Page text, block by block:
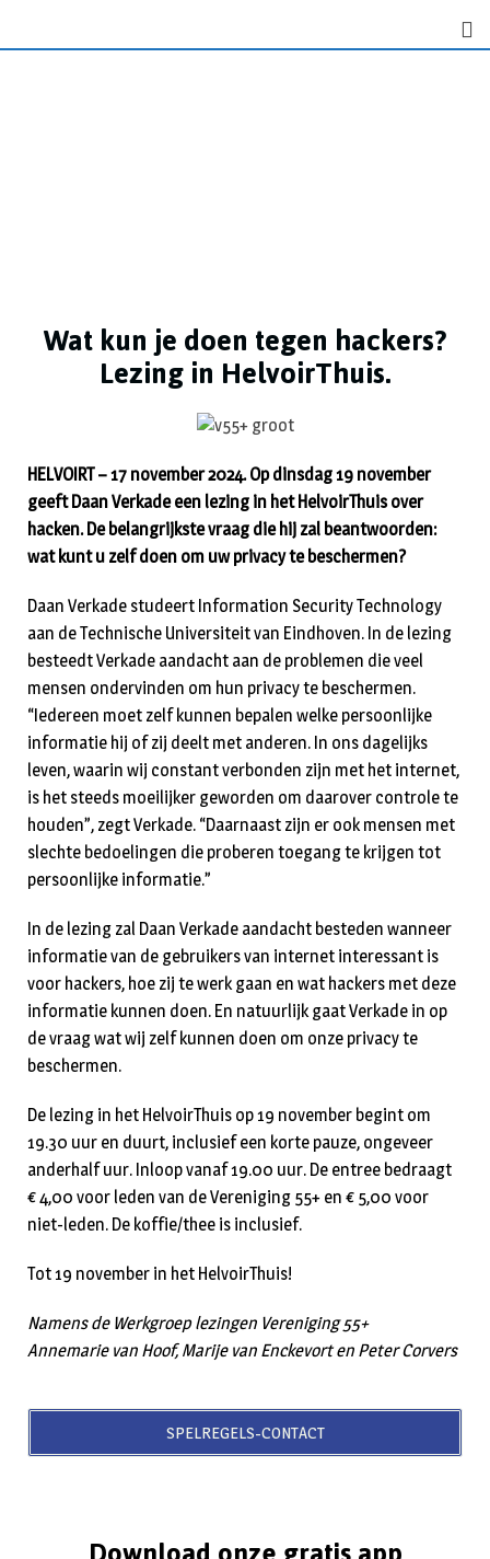
Wat kun je doen tegen hackers?
Lezing in HelvoirThuis.
HELVOIRT – 17 november 2024. Op dinsdag 19 november
geeft Daan Verkade een lezing in het HelvoirThuis over
hacken. De belangrijkste vraag die hij zal beantwoorden:
wat kunt u zelf doen om uw privacy te beschermen?
Daan Verkade studeert Information Security Technology
aan de Technische Universiteit van Eindhoven. In de lezing
besteedt Verkade aandacht aan de problemen die veel
mensen ondervinden om hun privacy te beschermen.
“Iedereen moet zelf kunnen bepalen welke persoonlijke
informatie hij of zij deelt met anderen. In ons dagelijks
leven, waarin wij constant verbonden zijn met het internet,
is het steeds moeilijker geworden om daarover controle te
houden”, zegt Verkade. “Daarnaast zijn er ook mensen met
slechte bedoelingen die proberen toegang te krijgen tot
persoonlijke informatie.”
In de lezing zal Daan Verkade aandacht besteden wanneer
informatie van de gebruikers van internet interessant is
voor hackers, hoe zij te werk gaan en wat hackers met deze
informatie kunnen doen. En natuurlijk gaat Verkade in op
de vraag wat wij zelf kunnen doen om onze privacy te
beschermen.
De lezing in het HelvoirThuis op 19 november begint om
19.30 uur en duurt, inclusief een korte pauze, ongeveer
anderhalf uur. Inloop vanaf 19.00 uur. De entree bedraagt
€ 4,00 voor leden van de Vereniging 55+ en € 5,00 voor
niet-leden. De koffie/thee is inclusief.
Tot 19 november in het HelvoirThuis!
Namens de Werkgroep lezingen Vereniging 55+
Annemarie van Hoof, Marije van Enckevort en Peter Corvers
SPELREGELS-CONTACT